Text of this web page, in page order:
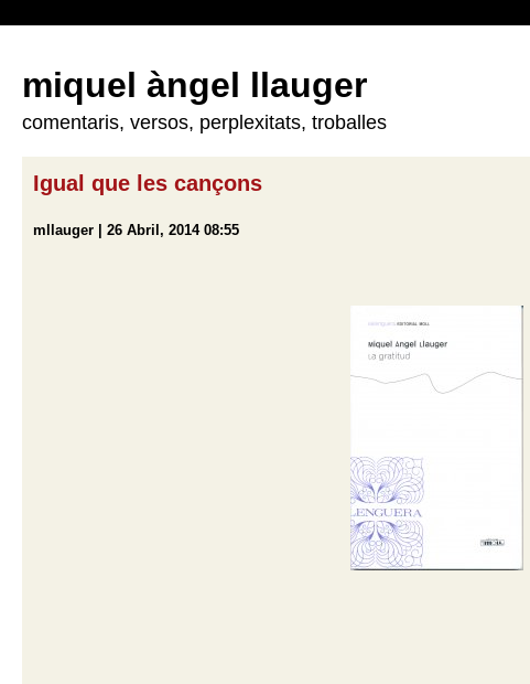
miquel àngel llauger
comentaris, versos, perplexitats, troballes
Igual que les cançons
mllauger | 26 Abril, 2014 08:55